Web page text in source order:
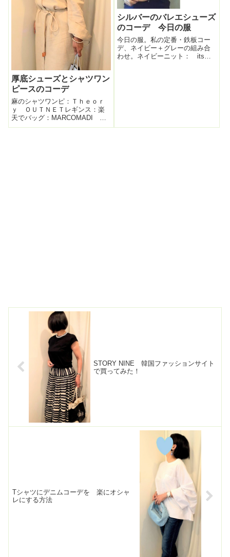
厚底シューズとシャツワン
ピースのコーデ
麻のシャツワンピ：Ｔｈｅｏｒ
ｙ ＯＵＴＮＥＴレギンス：楽
天でバッグ：MARCOMADI 集
英社HAPPY PLUS STOREで
シルバーのバレエシューズ
のコーデ 今日の服
今日の服。私の定番・鉄板コー
デ、ネイビー＋グレーの組み合
わせ。ネイビーニット： its
STORY NINE 韓国ファッションサイト
で買ってみた！
Tシャツにデニムコーデを 楽にオシャ
レにする方法